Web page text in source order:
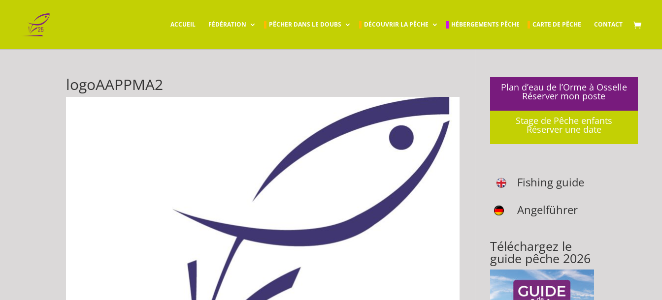
ACCUEIL FÉDÉRATION PÊCHER DANS LE DOUBS DÉCOUVRIR LA PÊCHE HÉBERGEMENTS PÊCHE CARTE DE PÊCHE CONTACT
logoAAPPMA2 Plan d’eau de l’Orme à Osselle
Réserver mon poste
Stage de Pêche enfants
Réserver une date
Fishing guide
Angelführer
Téléchargez le
guide pêche 2026